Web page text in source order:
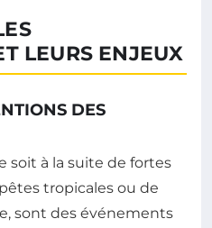
LEURS ENJEUX
DES
soit à la suite de fortes
tropicales ou de
sont des événements